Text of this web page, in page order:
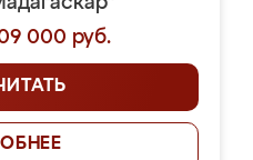
000 руб.